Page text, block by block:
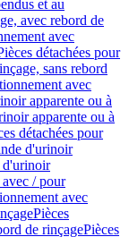
et au
avec rebord de
avec
détachées pour
sans rebord
avec
apparente ou à
apparente ou à
détachées pour
d'urinoir
d'urinoir
/ pour
avec
Pièces
de rinçagePièces